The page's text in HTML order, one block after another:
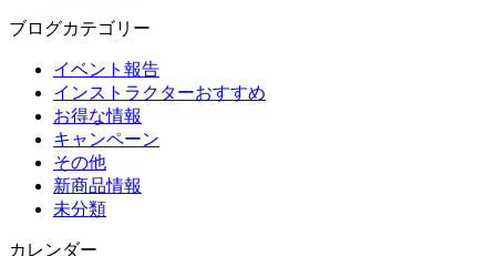
ブログカテゴリー
イベント報告
インストラクターおすすめ
お得な情報
キャンペーン
その他
新商品情報
未分類
カレンダー